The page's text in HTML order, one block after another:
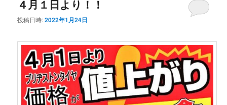
４月１日より！！
投稿日時:2022年1月24日